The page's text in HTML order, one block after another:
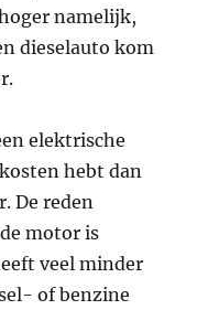
namelijk,
dieselauto kom
elektrische
hebt dan
De reden
motor is
veel minder
of benzine